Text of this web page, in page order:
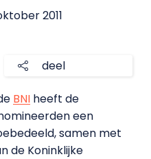
2011
deel
BNIheeft de
een
samen met
de Koninklijke